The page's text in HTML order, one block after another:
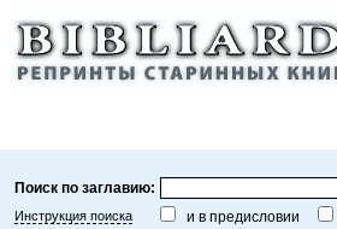
Поиск по заглавию:
Инструкция поиска и в предисловии